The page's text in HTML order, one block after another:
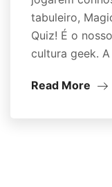
tabuleiro,
Quiz! É o
cultura geek.
Read More